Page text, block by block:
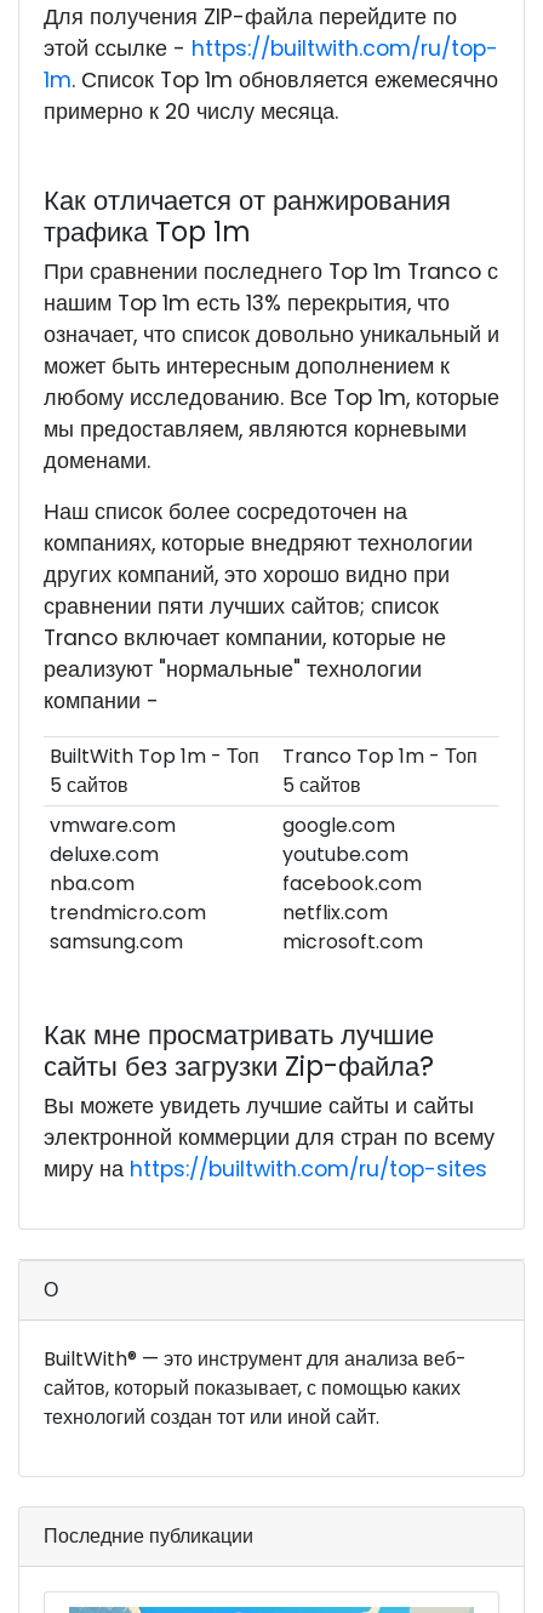
Для получения ZIP-файла перейдите по
этой ссылке - https://builtwith.com/ru/top-
1m. Список Top 1m обновляется ежемесячно
примерно к 20 числу месяца.
Как отличается от ранжирования
трафика Top 1m
При сравнении последнего Top 1m Tranco с
нашим Top 1m есть 13% перекрытия, что
означает, что список довольно уникальный и
может быть интересным дополнением к
любому исследованию. Все Top 1m, которые
мы предоставляем, являются корневыми
доменами.
Наш список более сосредоточен на
компаниях, которые внедряют технологии
других компаний, это хорошо видно при
сравнении пяти лучших сайтов; список
Tranco включает компании, которые не
реализуют "нормальные" технологии
компании -
BuiltWith Top 1m - Топ
5 сайтов
Tranco Top 1m - Топ
5 сайтов
vmware.com
deluxe.com
nba.com
trendmicro.com
samsung.com
google.com
youtube.com
facebook.com
netflix.com
microsoft.com
Как мне просматривать лучшие
сайты без загрузки Zip-файла?
Вы можете увидеть лучшие сайты и сайты
электронной коммерции для стран по всему
миру на https://builtwith.com/ru/top-sites
О
BuiltWith® — это инструмент для анализа веб-
сайтов, который показывает, с помощью каких
технологий создан тот или иной сайт.
Последние публикации